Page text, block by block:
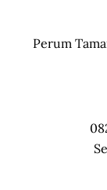
Perum